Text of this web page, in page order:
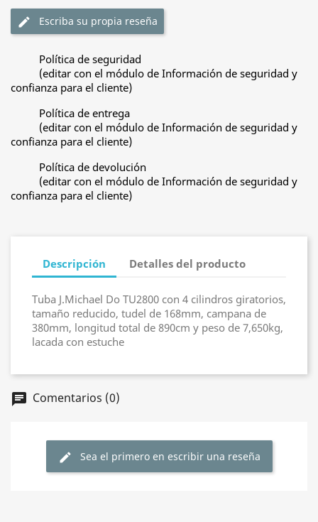
edit Escriba su propia reseña
Política de seguridad
(editar con el módulo de Información de seguridad y
confianza para el cliente)
Política de entrega
(editar con el módulo de Información de seguridad y
confianza para el cliente)
Política de devolución
(editar con el módulo de Información de seguridad y
confianza para el cliente)
Descripción Detalles del producto
Tuba J.Michael Do TU2800 con 4 cilindros giratorios,
tamaño reducido, tudel de 168mm, campana de
380mm, longitud total de 890cm y peso de 7,650kg,
lacada con estuche
chat Comentarios (0)
edit Sea el primero en escribir una reseña